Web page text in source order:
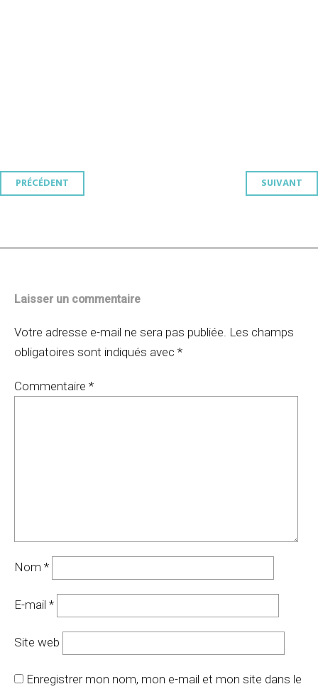
Navigation
PRÉCÉDENT SUIVANT
Laisser un commentaire
Votre adresse e-mail ne sera pas publiée. Les champs
obligatoires sont indiqués avec *
Commentaire *
Nom *
E-mail *
Site web
Enregistrer mon nom, mon e-mail et mon site dans le